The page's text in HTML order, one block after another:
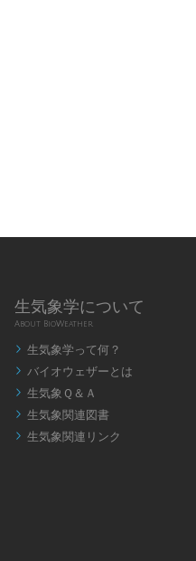
生気象学について
About BioWeather
 生気象学って何？
 バイオウェザーとは
 生気象Ｑ＆Ａ
 生気象関連図書
 生気象関連リンク